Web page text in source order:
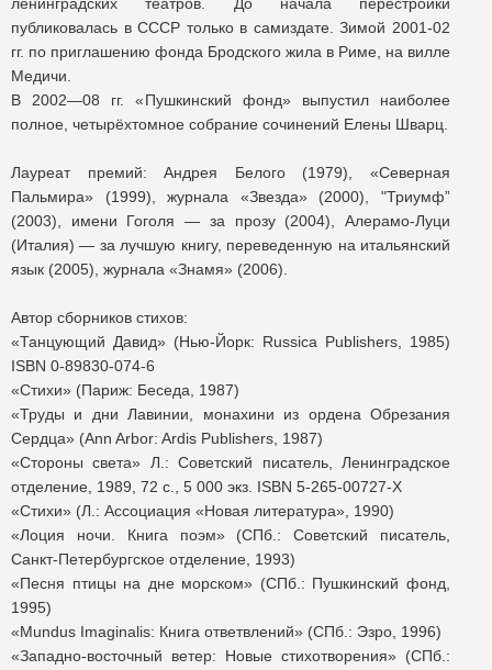
публиковалась в СССР только в самиздате. Зимой 2001-02
гг. по приглашению фонда Бродского жила в Риме, на вилле
Медичи.
В 2002—08 гг. «Пушкинский фонд» выпустил наиболее
полное, четырёхтомное собрание сочинений Елены Шварц.
Лауреат премий: Андрея Белого (1979), «Северная
Пальмира» (1999), журнала «Звезда» (2000), "Триумф”
(2003), имени Гоголя — за прозу (2004), Алерамо-Луци
(Италия) — за лучшую книгу, переведенную на итальянский
язык (2005), журнала «Знамя» (2006).
Автор сборников стихов:
«Танцующий Давид» (Нью-Йорк: Russica Publishers, 1985)
ISBN 0-89830-074-6
«Стихи» (Париж: Беседа, 1987)
«Труды и дни Лавинии, монахини из ордена Обрезания
Сердца» (Ann Arbor: Ardis Publishers, 1987)
«Стороны света» Л.: Советский писатель, Ленинградское
отделение, 1989, 72 с., 5 000 экз. ISBN 5-265-00727-X
«Стихи» (Л.: Ассоциация «Новая литература», 1990)
«Лоция ночи. Книга поэм» (СПб.: Советский писатель,
Санкт-Петербургское отделение, 1993)
«Песня птицы на дне морском» (СПб.: Пушкинский фонд,
1995)
«Mundus Imaginalis: Книга ответвлений» (СПб.: Эзро, 1996)
«Западно-восточный ветер: Новые стихотворения» (СПб.: